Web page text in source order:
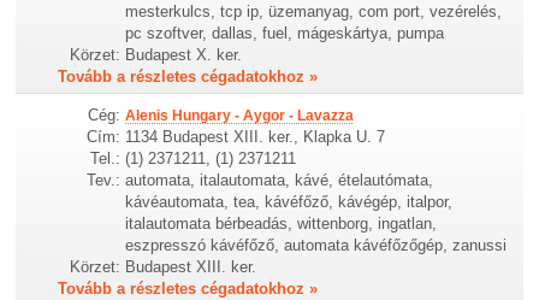
mesterkulcs, tcp ip, üzemanyag, com port, vezérelés,
pc szoftver, dallas, fuel, mágeskártya, pumpa
Körzet: Budapest X. ker.
Tovább a részletes cégadatokhoz »
Cég: Alenis Hungary - Aygor - Lavazza
Cím: 1134 Budapest XIII. ker., Klapka U. 7
Tel.: (1) 2371211, (1) 2371211
Tev.: automata, italautomata, kávé, ételautómata,
kávéautomata, tea, kávéfőző, kávégép, italpor,
italautomata bérbeadás, wittenborg, ingatlan,
eszpresszó kávéfőző, automata kávéfőzőgép, zanussi
Körzet: Budapest XIII. ker.
Tovább a részletes cégadatokhoz »